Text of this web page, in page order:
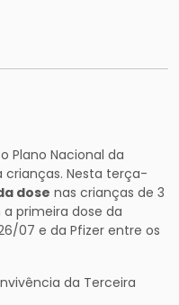
Plano Nacional da
crianças. Nesta terça-
dose nas crianças de 3
a primeira dose da
07 e da Pfizer entre os
da Terceira